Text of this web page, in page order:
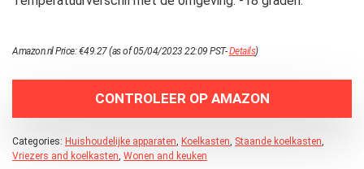
Amazon.nl Price:€49.27(as of 05/04/2023 22:09 PST-Details)
CONTROLEER OP AMAZON
Categories: Huishoudelijke apparaten, Koelkasten, Staande koelkasten,
Vriezers and koelkasten, Wonen and keuken